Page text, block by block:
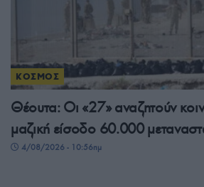
ΚΟΣΜΟΣ
Θέουτα: Οι «27» αναζητούν
μαζική είσοδο 60.000
4/08/2026 - 10:56πμ